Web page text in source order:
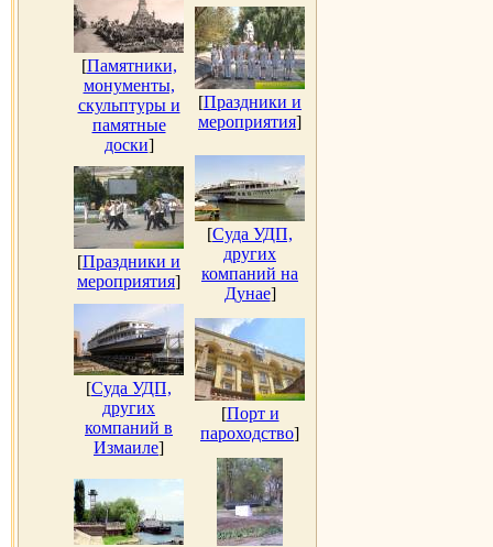
[Памятники,
монументы,
скульптуры и
памятные
доски]
[Праздники и
мероприятия]
[Праздники и
мероприятия]
[Суда УДП,
других
компаний на
Дунае]
[Суда УДП,
других
компаний в
Измаиле]
[Порт и
пароходство]